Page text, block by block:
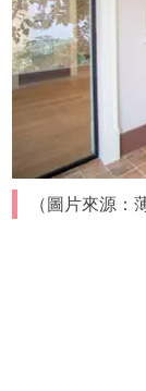
（圖片來源：